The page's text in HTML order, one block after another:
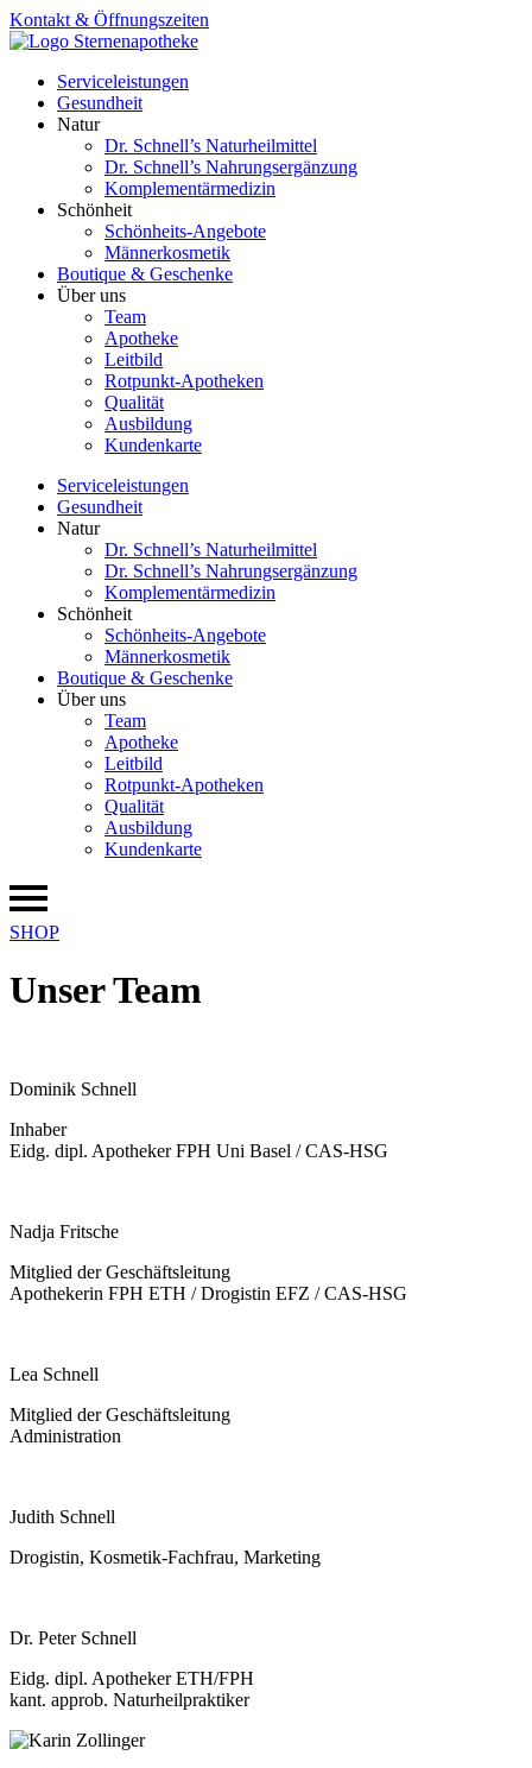
Zum
Inhalt
Kontakt & Öffnungszeiten
Serviceleistungen
Gesundheit
Natur
Dr. Schnell’s Naturheilmittel
Dr. Schnell’s Nahrungsergänzung
Komplementärmedizin
Schönheit
Schönheits-Angebote
Männerkosmetik
Boutique & Geschenke
Über uns
Team
Apotheke
Leitbild
Rotpunkt-Apotheken
Qualität
Ausbildung
Kundenkarte
Serviceleistungen
Gesundheit
Natur
Dr. Schnell’s Naturheilmittel
Dr. Schnell’s Nahrungsergänzung
Komplementärmedizin
Schönheit
Schönheits-Angebote
Männerkosmetik
Boutique & Geschenke
Über uns
Team
Apotheke
Leitbild
Rotpunkt-Apotheken
Qualität
Ausbildung
Kundenkarte
SHOP
Unser Team
Dominik Schnell
Inhaber
Eidg. dipl. Apotheker FPH Uni Basel / CAS-HSG
Nadja Fritsche
Mitglied der Geschäftsleitung
Apothekerin FPH ETH / Drogistin EFZ / CAS-HSG
Lea Schnell
Mitglied der Geschäftsleitung
Administration
Judith Schnell
Drogistin, Kosmetik-Fachfrau, Marketing
Dr. Peter Schnell
Eidg. dipl. Apotheker ETH/FPH
kant. approb. Naturheilpraktiker